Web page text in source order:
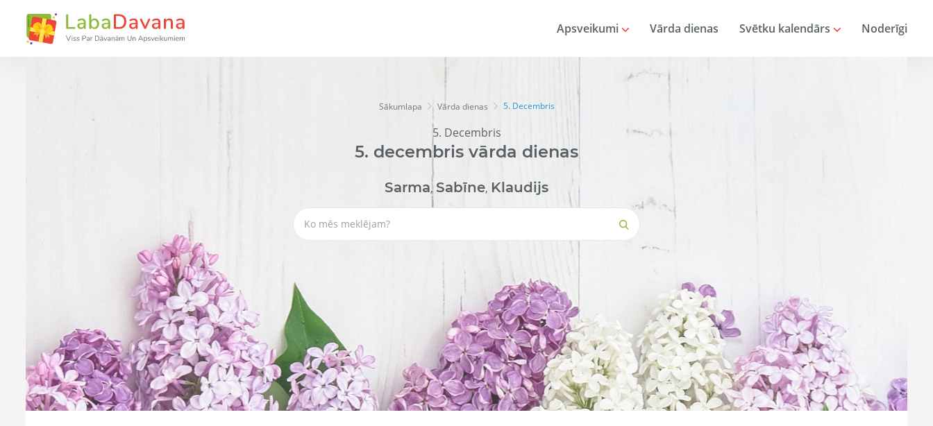
Apsveikumi Vārda dienas Svētku kalendārs Noderīgi
Sākumlapa Vārda dienas 5. Decembris
5. Decembris
5. decembris vārda dienas
Sarma, Sabīne, Klaudijs